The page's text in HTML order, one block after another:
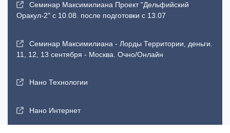
Семинар Максимилиана Проект "Дельфийский
Оракул-2" с 10.08. после подготовки с 13.07
Семинар Максимилиана - Лорды Территории, деньги.
11, 12, 13 сентября - Москва. Очно/Онлайн
Нано Технологии
Нано Интернет